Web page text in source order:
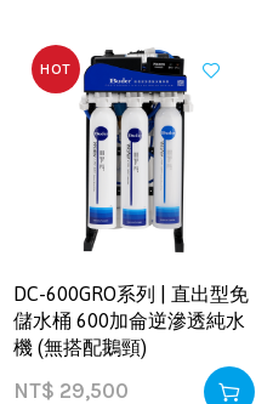
HOT
DC-600GRO系列 | 直出型免
儲水桶 600加侖逆滲透純水
機 (無搭配鵝頸)
NT$ 29,500